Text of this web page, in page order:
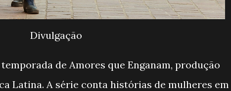
Divulgação
de Amores que Enganam, produção
Latina. A série conta histórias de mulheres em